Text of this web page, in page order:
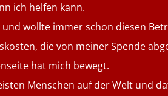
ich helfen kann.
wollte immer schon diesen
die von meiner Spende
hat mich bewegt.
Menschen auf der Welt und